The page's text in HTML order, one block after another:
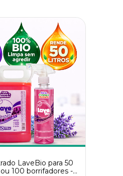
LaveBio para 50
100 borrifadores -